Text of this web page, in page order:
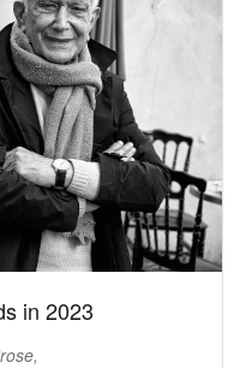
in 2023